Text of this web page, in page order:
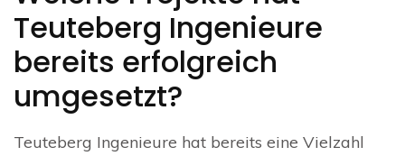
Teuteberg Ingenieure
bereits erfolgreich
umgesetzt?
Teuteberg Ingenieure hat bereits eine Vielzahl